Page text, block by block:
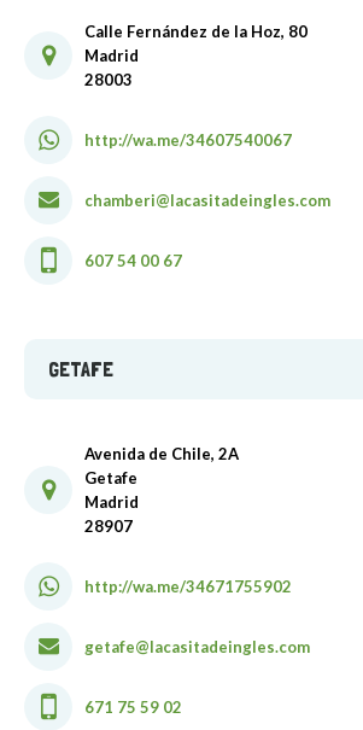
Calle Fernández de la Hoz, 80
Madrid
28003
http://wa.me/34607540067
chamberi@lacasitadeingles.com
607 54 00 67
GETAFE
Avenida de Chile, 2A
Getafe
Madrid
28907
http://wa.me/34671755902
getafe@lacasitadeingles.com
671 75 59 02